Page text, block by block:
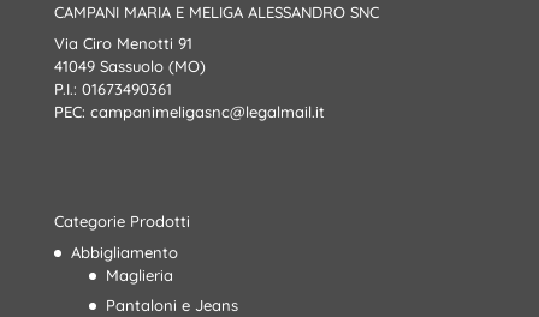
CAMPANI MARIA E MELIGA ALESSANDRO SNC
Via Ciro Menotti 91
41049 Sassuolo (MO)
P.I.: 01673490361
PEC: campanimeligasnc@legalmail.it
Categorie Prodotti
Abbigliamento
Maglieria
Pantaloni e Jeans